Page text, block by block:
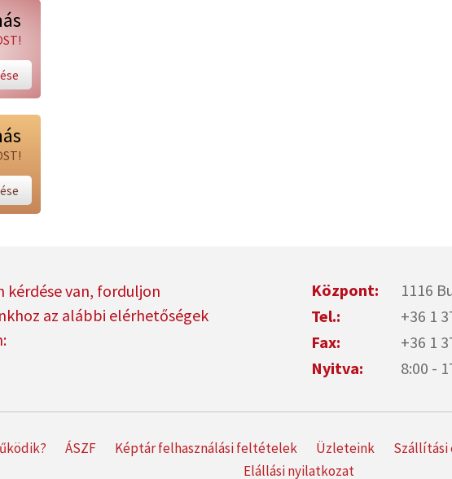
kérdése van, forduljon
az alábbi elérhetőségek
Központ: 1116
Tel.:
+36 1
Fax:
+36 1
Nyitva:
8:00 -
ÁSZF Képtár felhasználási feltételek Üzleteink
Elállási nyilatkozat